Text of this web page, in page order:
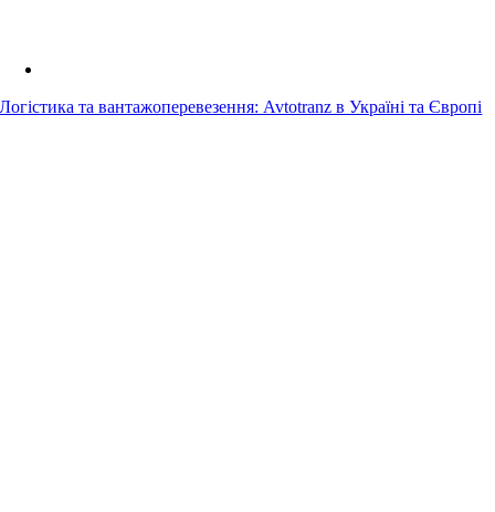
Логістика та вантажоперевезення: Avtotranz в Україні та Європі